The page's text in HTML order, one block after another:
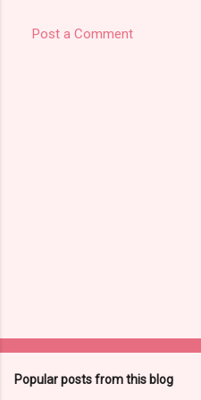
Post a Comment
Popular posts from this blog